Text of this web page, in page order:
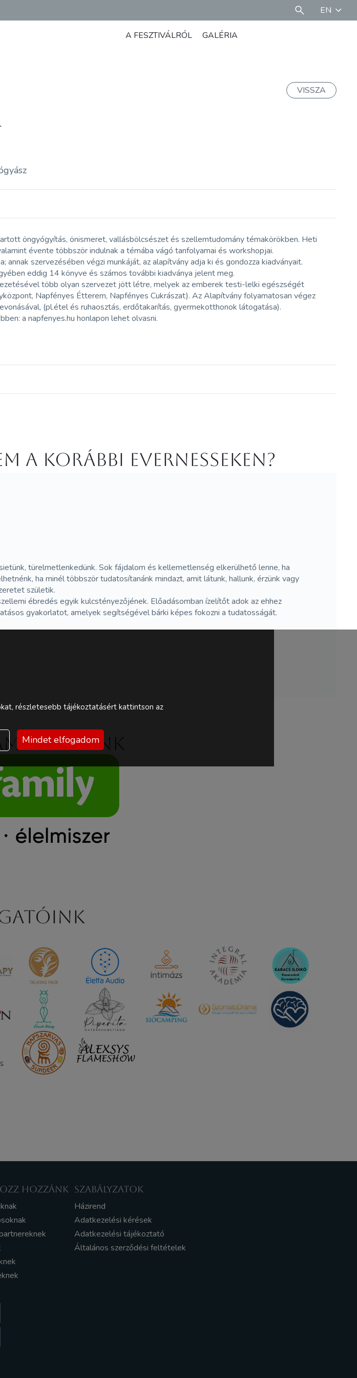
EN
A FESZTIVÁLRÓL GALÉRIA
VISSZA
öngyógyítás, önismeret, vallásbölcsészet és szellemtudomány témakörökben. Heti
évente többször indulnak a témába vágó tanfolyamai és workshopjai.
szervezésében végzi munkáját, az alapítvány adja ki és gondozza kiadványait.
eddig 14 könyve és számos további kiadványa jelent meg.
több olyan szervezet jött létre, melyek az emberek testi-lelki egészségét
Napfényes Étterem, Napfényes Cukrászat). Az Alapítvány folyamatosan végez
(pl.étel és ruhaosztás, erdőtakarítás, gyermekotthonok látogatása).
a napfenyes.hu honlapon lehet olvasni.
a korábbi Evernesseken?
türelmetlenkedünk. Sok fájdalom és kellemetlenség elkerülhető lenne, ha
ha minél többször tudatosítanánk mindazt, amit látunk, hallunk, érzünk vagy
születik.
ébredés egyik kulcstényezőjének. Előadásomban ízelítőt adok az ehhez
gyakorlatot, amelyek segítségével bárki képes fokozni a tudatosságát.
HOZZÁNK SZABÁLYZATOK
Házirend
Adatkezelési kérések
Adatkezelési tájékoztató
Általános szerződési feltételek
részletesebb tájékoztatásért kattintson az
Mindet elfogadom